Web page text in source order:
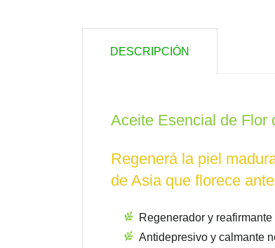
DESCRIPCIÓN
Aceite Esencial de Flor
Regenerá la piel
de Asia que florece
Regenerador y
Antidepresivo y calmante